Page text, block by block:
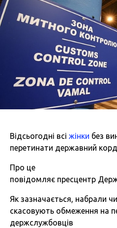
Відсьогодні всі жінки без
перетинати державний
Про це
повідомляє пресцентр
Як зазначається, набрали
скасовують обмеження на
держслужбовців